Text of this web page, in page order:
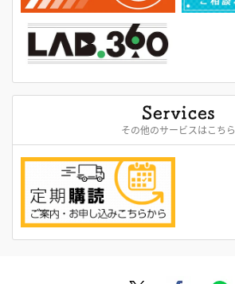
その他のサービスはこちら